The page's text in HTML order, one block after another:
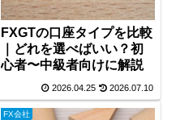
FXGTの口座タイプを比較
｜どれを選べばいい？初
心者〜中級者向けに解説
2026.04.25 2026.07.10
FX会社